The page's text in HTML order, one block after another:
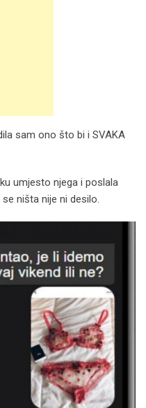
sam ono što bi i SVAKA
umjesto njega i poslala
ništa nije ni desilo.